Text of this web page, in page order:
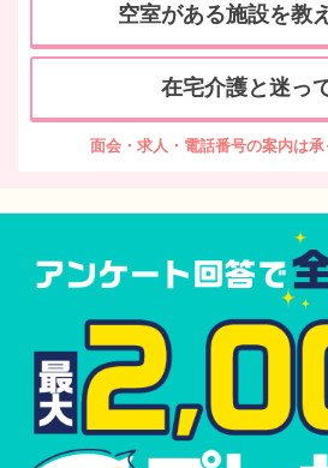
空室がある施設を教
在宅介護と迷っ
面会・求人・電話番号の案内は承